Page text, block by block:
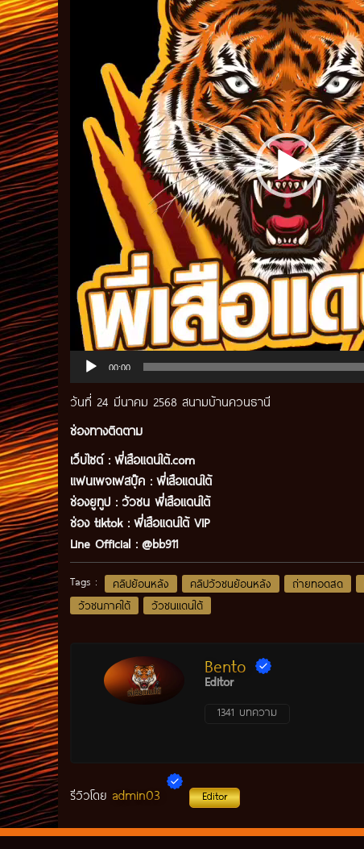
00:00
วันที่ 24 มีนาคม 2568 สนามบ้านควนธานี
ช่องทางติดตาม
เว็บไซต์ : พี่เสือแดนใต้.com
แฟนเพจเฟสบุ๊ค : พี่เสือแดนใต้
ช่องยูทูป : วัวชน พี่เสือแดนใต้
ช่อง tiktok : พี่เสือแดนใต้ VIP
Line Official : @bb911
Tags : คลิปย้อนหลัง คลิปวัวชนย้อนหลัง ถ่ายทอดสด
วัวชนภาคใต้
วัวชนแดนใต้
Bento
Editor
1341 บทความ
รีวิวโดย admin03 Editor